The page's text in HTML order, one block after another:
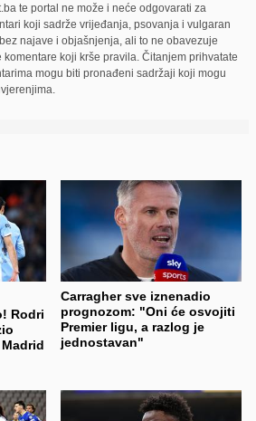
te portal ne može i neće odgovarati za
koji sadrže vrijeđanja, psovanja i vulgaran
najave i objašnjenja, ali to ne obavezuje
koji krše pravila. Čitanjem prihvatate
mogu biti pronađeni sadržaji koji mogu
Rodri
Carragher sve iznenadio
prognozom: "Oni će osvojiti
Premier ligu, a razlog je
jednostavan"